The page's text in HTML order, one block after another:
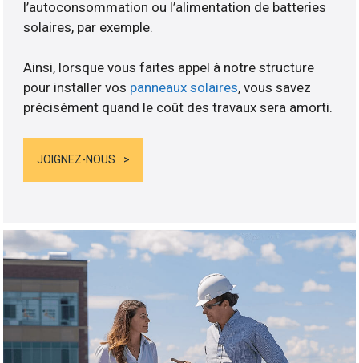
l’autoconsommation ou l’alimentation de batteries
solaires, par exemple.
Ainsi, lorsque vous faites appel à notre structure
pour installer vos panneaux solaires, vous savez
précisément quand le coût des travaux sera amorti.
JOIGNEZ-NOUS